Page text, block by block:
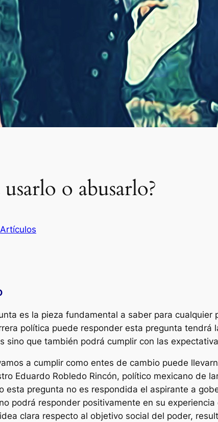
o abusarlo?
Artículos
es la pieza fundamental a saber para
política puede responder esta pregunta
sino que también podrá cumplir con las
a cumplir como entes de cambio puede
Eduardo Robledo Rincón, político mexicano de
esta pregunta no es respondida el aspirante a
podrá responder positivamente en su
clara respecto al objetivo social del poder,